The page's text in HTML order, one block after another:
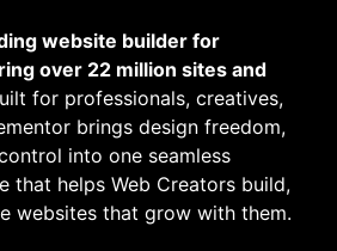
website builder for
over 22 million sites and
for professionals, creatives,
brings design freedom,
into one seamless
that helps Web Creators build,
websites that grow with them.